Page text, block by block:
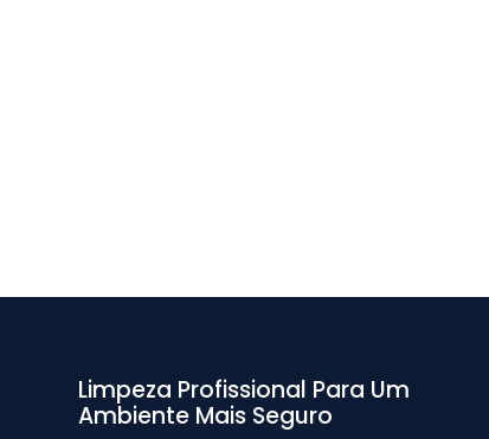
Limpeza Profissional Para Um
Ambiente Mais Seguro